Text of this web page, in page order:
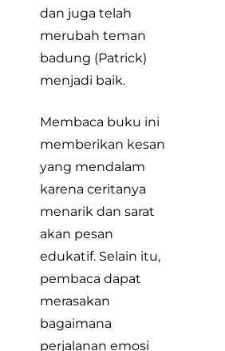
dan juga telah
merubah teman
badung (Patrick)
menjadi baik.
Membaca buku ini
memberikan kesan
yang mendalam
karena ceritanya
menarik dan sarat
akan pesan
edukatif. Selain itu,
pembaca dapat
merasakan
bagaimana
perjalanan emosi